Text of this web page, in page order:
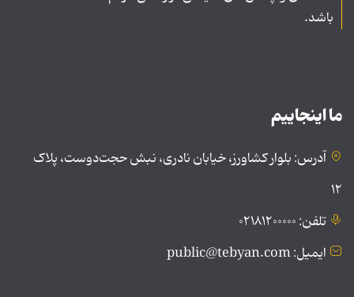
باشد.
ما اینجاییم
آدرس: بلوار کشاورز، خیابان نادری، نبش حجت‌دوست، پلاک
۱۲
تلفن: ۰۲۱۸۱۲۰۰۰۰۰
ایمیل: public@tebyan.com